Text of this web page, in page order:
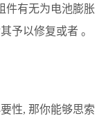
件有无为电池膨胀
予以修复或者 。
性, 那你能够思索